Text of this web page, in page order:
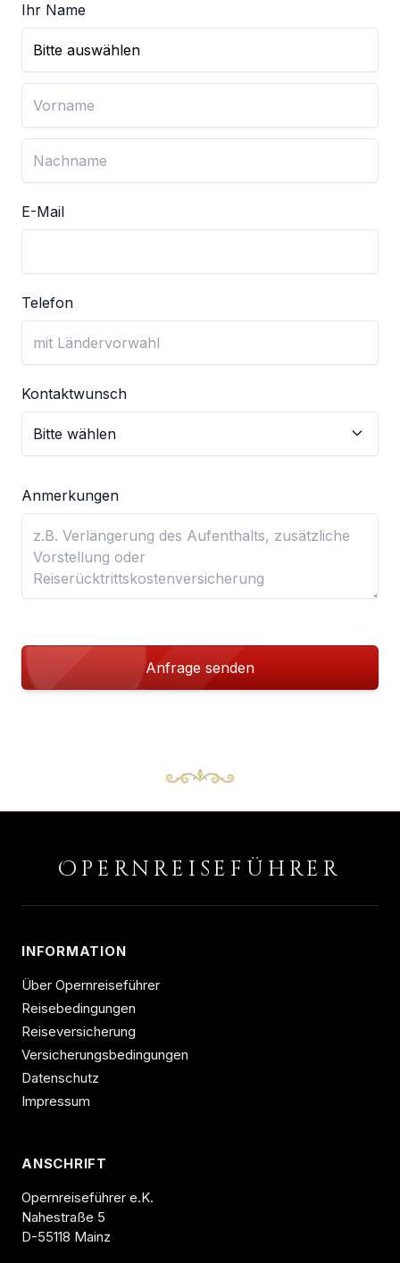
Ihr Name
E-Mail
Telefon
Kontaktwunsch
Anmerkungen
Anfrage senden
O PERNREISEFÜHRER
INFORMATION
Über Opernreiseführer
Reisebedingungen
Reiseversicherung
Versicherungsbedingungen
Datenschutz
Impressum
ANSCHRIFT
Opernreiseführer e.K.
Nahestraße 5
D-55118 Mainz